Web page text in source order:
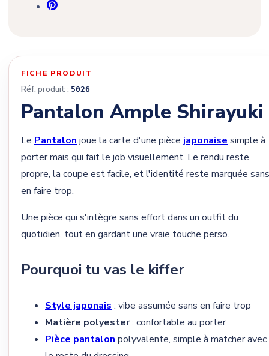
FICHE PRODUIT
Réf. produit : 5026
Pantalon Ample Shirayuki
Le Pantalon joue la carte d'une pièce japonaise simple à
porter mais qui fait le job visuellement. Le rendu reste
propre, la coupe est facile, et l'identité reste marquée sans
en faire trop.
Une pièce qui s'intègre sans effort dans un outfit du
quotidien, tout en gardant une vraie touche perso.
Pourquoi tu vas le kiffer
Style japonais : vibe assumée sans en faire trop
Matière polyester: confortable au porter
Pièce pantalon polyvalente, simple à matcher avec